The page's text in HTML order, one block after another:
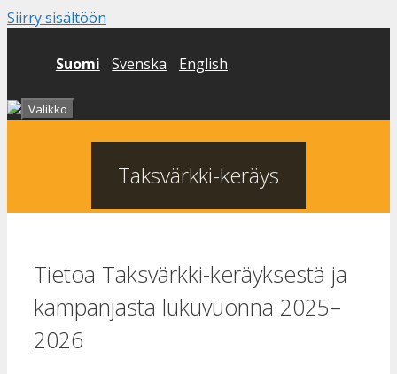
Siirry sisältöön
Suomi Svenska English
Valikko
Taksvärkki-keräys
Tietoa Taksvärkki-keräyksestä ja
kampanjasta lukuvuonna 2025–
2026